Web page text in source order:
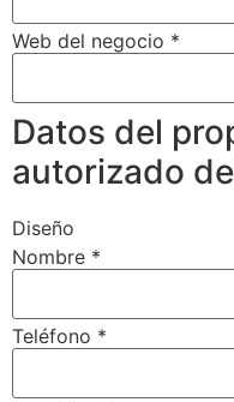
Web del negocio *
Datos del
autorizado
Diseño
Nombre *
Teléfono *